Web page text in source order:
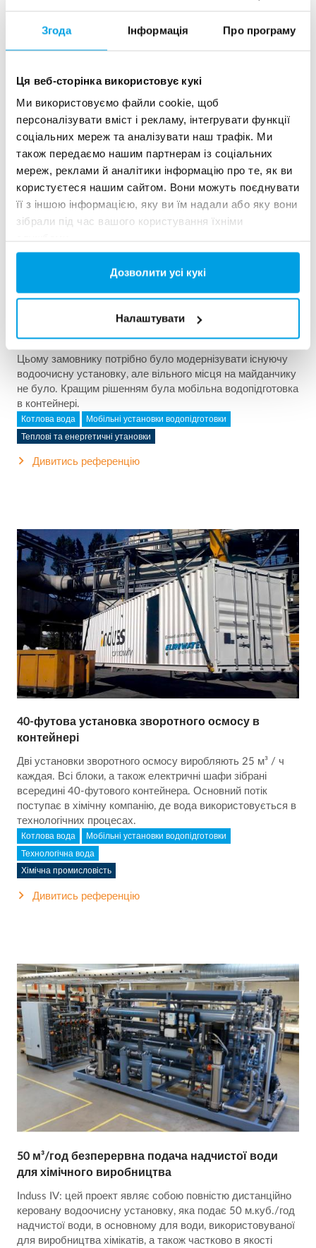
Згода Інформація Про програму
Ця веб-сторінка використовує кукі
Ми використовуємо файли cookie, щоб
персоналізувати вміст і рекламу, інтегрувати функції
соціальних мереж та аналізувати наш трафік. Ми
також передаємо нашим партнерам із соціальних
мереж, реклами й аналітики інформацію про те, як ви
користуєтеся нашим сайтом. Вони можуть поєднувати
її з іншою інформацією, яку ви їм надали або яку вони
зібрали під час вашого користування їхніми
Дозволити усі кукі
Налаштувати
See more references
Показ 3 для 156 Референції
2x60 м³/год надчистої води для електростанції -
WTP в контейнерах 6 x 40 фу...
Цьому замовнику потрібно було модернізувати існуючу
водоочисну установку, але вільного місця на майданчику
не було. Кращим рішенням була мобільна водопідготовка
в контейнері.
Котлова вода Мобільні установки водопідготовки
Теплові та енергетичні утановки
Дивитись референцію
40-футова установка зворотного осмосу в
контейнері
Дві установки зворотного осмосу виробляють 25 м³ / ч
каждая. Всі блоки, а також електричні шафи зібрані
всередині 40-футового контейнера. Основний потік
поступає в хімічну компанію, де вода використовується в
технологічних процесах.
Котлова вода Мобільні установки водопідготовки
Технологічна вода
Хімічна промисловість
Дивитись референцію
50 м³/год безперервна подача надчистої води
для хімічного виробництва
Induss IV: цей проект являє собою повністю дистанційно
керовану водоочисну установку, яка подає 50 м.куб./год
надчистої води, в основному для води, використовуваної
для виробництва хімікатів, а також частково в якості